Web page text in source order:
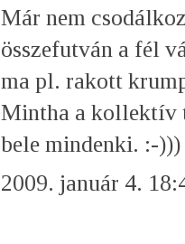
Már nem
összefutván a fél
ma pl. rakott
Mintha a kollektív
bele mindenki. :-)))
2009. január 4.